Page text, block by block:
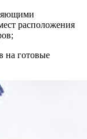
расположения
на готовые